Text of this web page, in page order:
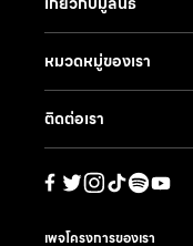
หมวดหมู่ของเรา
ติดต่อเรา
เพจโครงการของเรา